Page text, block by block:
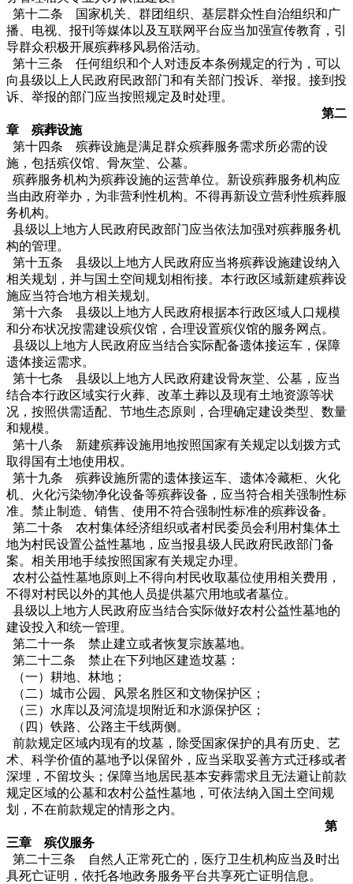
第十二条 国家机关、群团组织、基层群众性自治组织和广
播、电视、报刊等媒体以及互联网平台应当加强宣传教育，引
导群众积极开展殡葬移风易俗活动。
第十三条 任何组织和个人对违反本条例规定的行为，可以
向县级以上人民政府民政部门和有关部门投诉、举报。接到投
诉、举报的部门应当按照规定及时处理。
第二
章 殡葬设施
第十四条 殡葬设施是满足群众殡葬服务需求所必需的设
施，包括殡仪馆、骨灰堂、公墓。
殡葬服务机构为殡葬设施的运营单位。新设殡葬服务机构应
当由政府举办，为非营利性机构。不得再新设立营利性殡葬服
务机构。
县级以上地方人民政府民政部门应当依法加强对殡葬服务机
构的管理。
第十五条 县级以上地方人民政府应当将殡葬设施建设纳入
相关规划，并与国土空间规划相衔接。本行政区域新建殡葬设
施应当符合地方相关规划。
第十六条 县级以上地方人民政府根据本行政区域人口规模
和分布状况按需建设殡仪馆，合理设置殡仪馆的服务网点。
县级以上地方人民政府应当结合实际配备遗体接运车，保障
遗体接运需求。
第十七条 县级以上地方人民政府建设骨灰堂、公墓，应当
结合本行政区域实行火葬、改革土葬以及现有土地资源等状
况，按照供需适配、节地生态原则，合理确定建设类型、数量
和规模。
第十八条 新建殡葬设施用地按照国家有关规定以划拨方式
取得国有土地使用权。
第十九条 殡葬设施所需的遗体接运车、遗体冷藏柜、火化
机、火化污染物净化设备等殡葬设备，应当符合相关强制性标
准。禁止制造、销售、使用不符合强制性标准的殡葬设备。
第二十条 农村集体经济组织或者村民委员会利用村集体土
地为村民设置公益性墓地，应当报县级人民政府民政部门备
案。相关用地手续按照国家有关规定办理。
农村公益性墓地原则上不得向村民收取墓位使用相关费用，
不得对村民以外的其他人员提供墓穴用地或者墓位。
县级以上地方人民政府应当结合实际做好农村公益性墓地的
建设投入和统一管理。
第二十一条 禁止建立或者恢复宗族墓地。
第二十二条 禁止在下列地区建造坟墓：
（一）耕地、林地；
（二）城市公园、风景名胜区和文物保护区；
（三）水库以及河流堤坝附近和水源保护区；
（四）铁路、公路主干线两侧。
前款规定区域内现有的坟墓，除受国家保护的具有历史、艺
术、科学价值的墓地予以保留外，应当采取妥善方式迁移或者
深埋，不留坟头；保障当地居民基本安葬需求且无法避让前款
规定区域的公墓和农村公益性墓地，可依法纳入国土空间规
划，不在前款规定的情形之内。
第
三章 殡仪服务
第二十三条 自然人正常死亡的，医疗卫生机构应当及时出
具死亡证明，依托各地政务服务平台共享死亡证明信息。